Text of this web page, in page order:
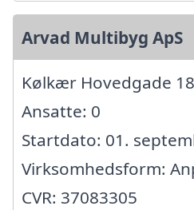
Arvad Multibyg ApS
Kølkær Hovedgade
Ansatte: 0
Startdato: 01.
Virksomhedsform:
CVR: 37083305